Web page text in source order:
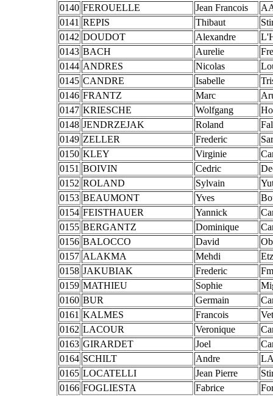
0140 FEROUELLE Jean Francois
0141 REPIS Thibaut
0142 DOUDOT Alexandre
0143 BACH Aurelie
0144 ANDRES Nicolas
0145 CANDRE Isabelle
0146 FRANTZ Marc
0147 KRIESCHE Wolfgang
0148 JENDRZEJAK Roland
0149 ZELLER Frederic
0150 KLEY Virginie
0151 BOIVIN Cedric
0152 ROLAND Sylvain
0153 BEAUMONT Yves
0154 FEISTHAUER Yannick
0155 BERGANTZ Dominique
0156 BALOCCO David
0157 ALAKMA Mehdi
0158 JAKUBIAK Frederic
0159 MATHIEU Sophie
0160 BUR Germain
0161 KALMES Francois
0162 LACOUR Veronique
0163 GIRARDET Joel
0164 SCHILT Andre
0165 LOCATELLI Jean Pierre
0166 FOGLIESTA Fabrice